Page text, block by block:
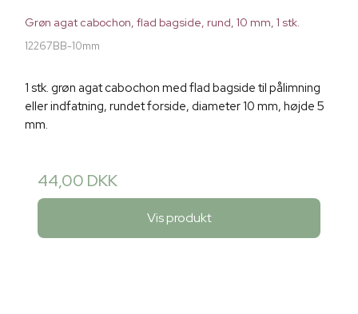
Grøn agat cabochon, flad bagside, rund, 10 mm, 1 stk.
12267BB-10mm
1 stk. grøn agat cabochon med flad bagside til pålimning
eller indfatning, rundet forside, diameter 10 mm, højde 5
mm.
44,00 DKK
Vis produkt